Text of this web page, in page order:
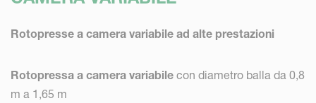
Rotopresse a camera variabile ad alte prestazioni
Rotopressa a camera variabile con diametro balla da 0,8
m a 1,65 m